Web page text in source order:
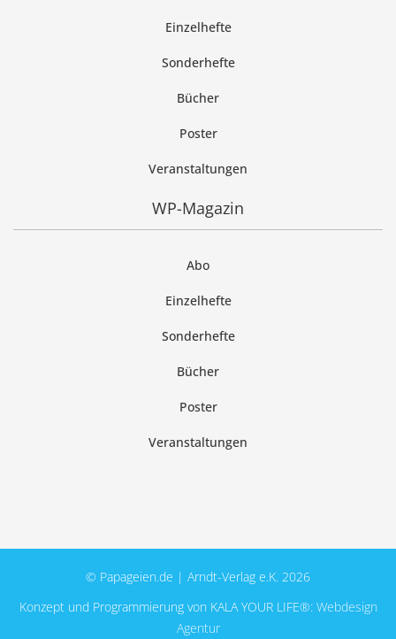
Einzelhefte
Sonderhefte
Bücher
Poster
Veranstaltungen
WP-Magazin
Abo
Einzelhefte
Sonderhefte
Bücher
Poster
Veranstaltungen
© Papageien.de | Arndt-Verlag e.K. 2026
Konzept und Programmierung von KALA YOUR LIFE®: Webdesign
Agentur